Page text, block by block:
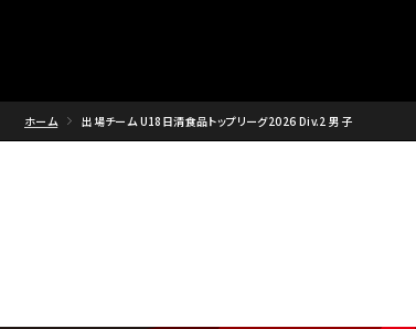
ホーム 出場チーム U18日清食品トップリーグ2026 Div.2 男子